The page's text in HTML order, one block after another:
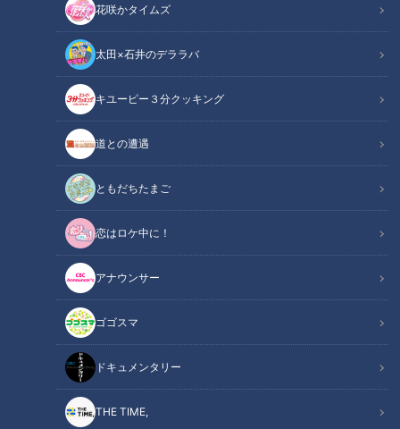
花咲かタイムズ
太田×石井のデララバ
キユーピー３分クッキング
道との遭遇
ともだちたまご
恋はロケ中に！
アナウンサー
ゴゴスマ
ドキュメンタリー
THE TIME,
チャント！
「チャント！」特集
一度食べたら病みつきになると評判のから揚げがあります。外
の衣はカリッとしていて中の鶏肉はジューシーなから揚げは、
味のバリエーション豊かでお客さんもどれを買うか迷うほどで
す。作っているのは、5人の子どもがいる大家族！日本人だけ
でなく、外国人にも人気が！その秘密に迫りました。
味のバリエーション8種類！甘いものから辛いものまで揃う
から揚げ
店のはじまりは大将が妻のから揚げに惚れ込んだこと 秘
伝の漬けダレで勝負